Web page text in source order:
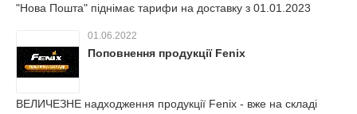
"Нова Пошта" піднімає тарифи на доставку з 01.01.2023
01.06.2022
Поповнення продукції Fenix
ВЕЛИЧЕЗНЕ надходження продукції Fenix - вже на складі